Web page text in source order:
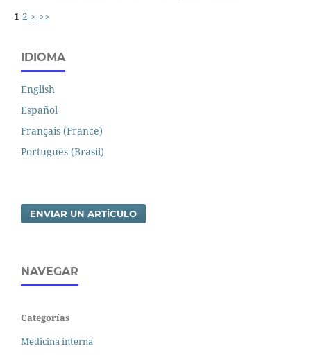
1 2 > >>
IDIOMA
English
Español
Français (France)
Português (Brasil)
ENVIAR UN ARTÍCULO
NAVEGAR
Categorías
Medicina interna